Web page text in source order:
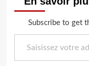
Subscribe to get
Saisissez votre adresse e-mail…